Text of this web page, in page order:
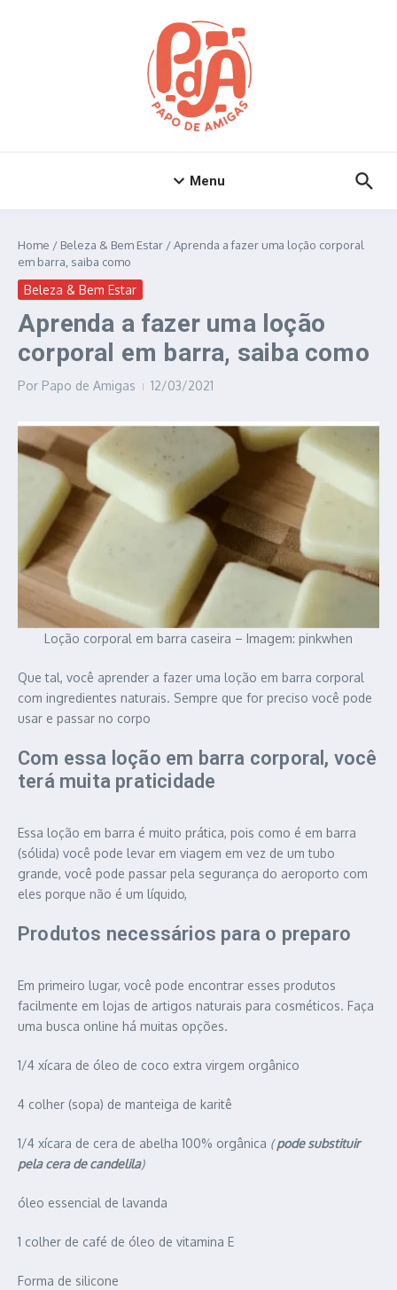
Menu
Home / Beleza & Bem Estar /Aprenda a fazer uma loção corporal
em barra, saiba como
Beleza & Bem Estar
Aprenda a fazer uma loção
corporal em barra, saiba como
Por Papo de Amigas 12/03/2021
Loção corporal em barra caseira – Imagem: pinkwhen
Que tal, você aprender a fazer uma loção em barra corporal
com ingredientes naturais. Sempre que for preciso você pode
usar e passar no corpo
Com essa loção em barra corporal, você
terá muita praticidade
Essa loção em barra é muito prática, pois como é em barra
(sólida) você pode levar em viagem em vez de um tubo
grande, você pode passar pela segurança do aeroporto com
eles porque não é um líquido,
Produtos necessários para o preparo
Em primeiro lugar, você pode encontrar esses produtos
facilmente em lojas de artigos naturais para cosméticos. Faça
uma busca online há muitas opções.
1/4 xícara de óleo de coco extra virgem orgânico
4 colher (sopa) de manteiga de karitê
1/4 xícara de cera de abelha 100% orgânica (pode substituir
pela cera de candelila)
óleo essencial de lavanda
1 colher de café de óleo de vitamina E
Forma de silicone